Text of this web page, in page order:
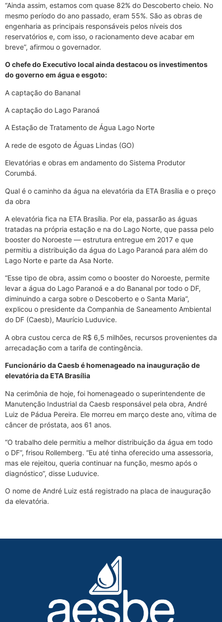
“Ainda assim, estamos com quase 82% do Descoberto cheio. No
mesmo período do ano passado, eram 55%. São as obras de
engenharia as principais responsáveis pelos níveis dos
reservatórios e, com isso, o racionamento deve acabar em
breve”, afirmou o governador.
O chefe do Executivo local ainda destacou os investimentos
do governo em água e esgoto:
A captação do Bananal
A captação do Lago Paranoá
A Estação de Tratamento de Água Lago Norte
A rede de esgoto de Águas Lindas (GO)
Elevatórias e obras em andamento do Sistema Produtor
Corumbá.
Qual é o caminho da água na elevatória da ETA Brasília e o preço
da obra
A elevatória fica na ETA Brasília. Por ela, passarão as águas
tratadas na própria estação e na do Lago Norte, que passa pelo
booster do Noroeste — estrutura entregue em 2017 e que
permitiu a distribuição da água do Lago Paranoá para além do
Lago Norte e parte da Asa Norte.
“Esse tipo de obra, assim como o booster do Noroeste, permite
levar a água do Lago Paranoá e a do Bananal por todo o DF,
diminuindo a carga sobre o Descoberto e o Santa Maria”,
explicou o presidente da Companhia de Saneamento Ambiental
do DF (Caesb), Maurício Luduvice.
A obra custou cerca de R$ 6,5 milhões, recursos provenientes da
arrecadação com a tarifa de contingência.
Funcionário da Caesb é homenageado na inauguração de
elevatória da ETA Brasília
Na cerimônia de hoje, foi homenageado o superintendente de
Manutenção Industrial da Caesb responsável pela obra, André
Luiz de Pádua Pereira. Ele morreu em março deste ano, vítima de
câncer de próstata, aos 61 anos.
“O trabalho dele permitiu a melhor distribuição da água em todo
o DF”, frisou Rollemberg. “Eu até tinha oferecido uma assessoria,
mas ele rejeitou, queria continuar na função, mesmo após o
diagnóstico”, disse Luduvice.
O nome de André Luiz está registrado na placa de inauguração
da elevatória.